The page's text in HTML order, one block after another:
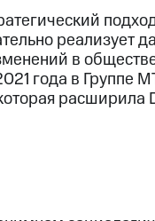
реализует
в
года в Группе